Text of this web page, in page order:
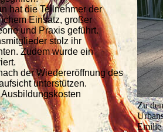
hat die Teilnehmer der
Einsatz, großer
und Praxis geführt.
stolz ihr
Zudem wurde ein
der Wiedereröffnung des
unterstützen.
Zu
Emilie